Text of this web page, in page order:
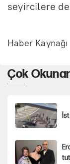
seyircilere
Haber
Çok